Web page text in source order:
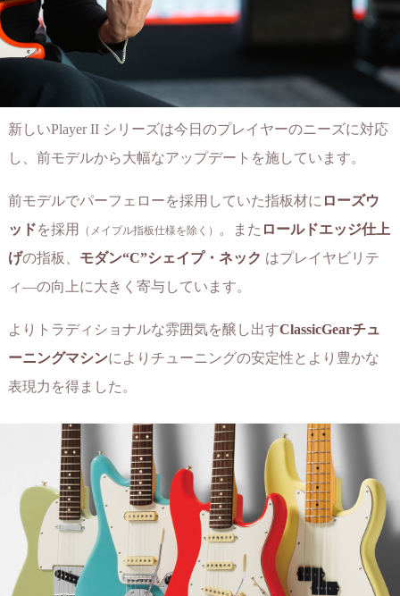
新しいPlayer II シリーズは今日のプレイヤーのニーズに対応
し、前モデルから大幅なアップデートを施しています。
前モデルでパーフェローを採用していた指板材に ローズウ
ッドを採用 （メイプル指板仕様を除く） 。また ロールドエッジ仕上
げの指板、 モダン“C”シェイプ・ネック はプレイヤビリテ
ィ―の向上に大きく寄与しています。
よりトラディショナルな雰囲気を醸し出すClassicGearチュ
ーニングマシンによりチューニングの安定性とより豊かな
表現力を得ました。